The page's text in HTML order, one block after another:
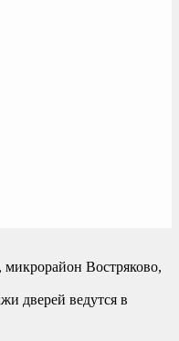
микрорайон Востряково,
дверей ведутся в